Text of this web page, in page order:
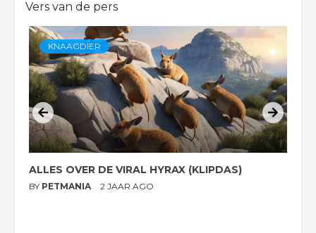
Vers van de pers
KNAAGDIER
ALLES OVER DE VIRAL HYRAX (KLIPDAS)
BY PETMANIA 2 JAAR AGO